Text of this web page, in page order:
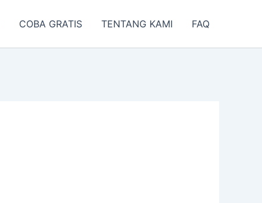
COBA GRATIS TENTANG KAMI FAQ